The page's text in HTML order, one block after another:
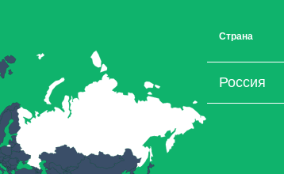
Страна
Россия